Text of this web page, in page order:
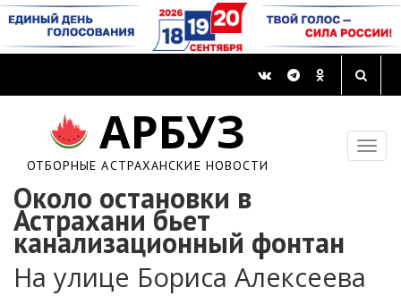
АРБУЗ
ОТБОРНЫЕ АСТРАХАНСКИЕ НОВОСТИ
Около остановки в
Астрахани бьет
канализационный фонтан
На улице Бориса Алексеева